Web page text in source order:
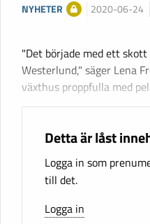
NYHETER 2020-06-24
"Det började med ett
Westerlund," säger Lena
växthus proppfulla med
Detta är låst
Logga in som
till det.
Logga in